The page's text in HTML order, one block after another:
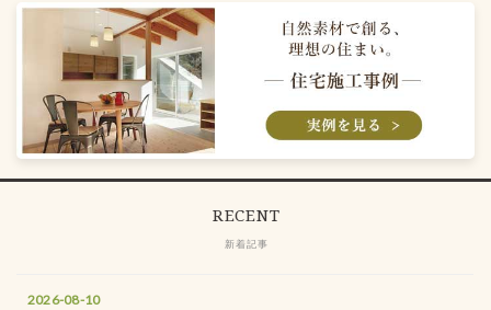
RECENT
新着記事
2026-08-10